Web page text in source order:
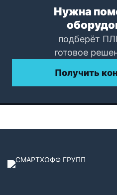
Нужна
подберёт
готовое
Получить